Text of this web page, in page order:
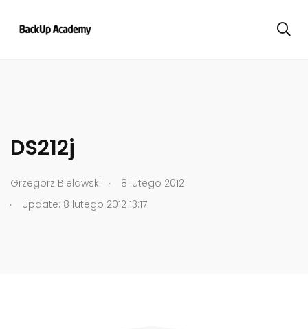
DS212j
Grzegorz Bielawski .
8 lutego 2012
.
Update: 8 lutego 2012 13:17